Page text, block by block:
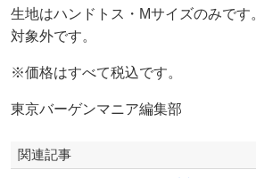
生地はハンドトス・Mサイズのみです
対象外です。
※価格はすべて税込です。
東京バーゲンマニア編集部
関連記事